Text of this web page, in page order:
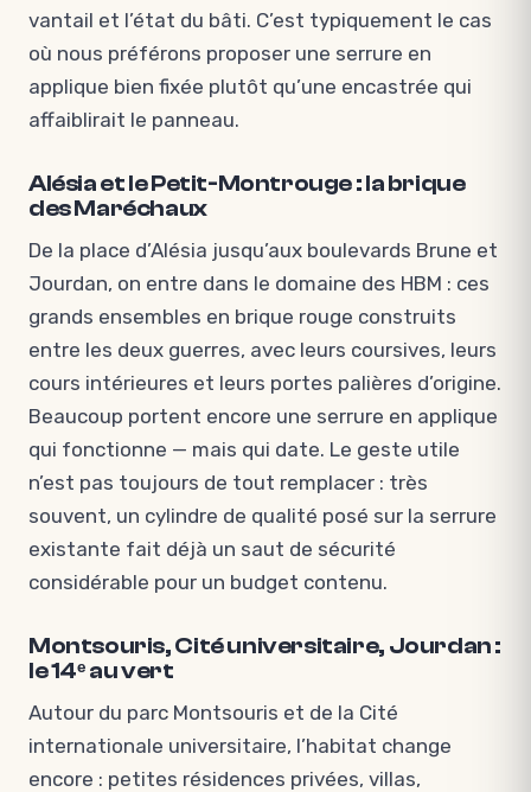
vantail et l’état du bâti. C’est typiquement le cas
où nous préférons proposer une serrure en
applique bien fixée plutôt qu’une encastrée qui
affaiblirait le panneau.
Alésia et le Petit-Montrouge : la brique
des Maréchaux
De la place d’Alésia jusqu’aux boulevards Brune et
Jourdan, on entre dans le domaine des HBM : ces
grands ensembles en brique rouge construits
entre les deux guerres, avec leurs coursives, leurs
cours intérieures et leurs portes palières d’origine.
Beaucoup portent encore une serrure en applique
qui fonctionne — mais qui date. Le geste utile
n’est pas toujours de tout remplacer : très
souvent, un cylindre de qualité posé sur la serrure
existante fait déjà un saut de sécurité
considérable pour un budget contenu.
Montsouris, Cité universitaire, Jourdan :
le 14ᵉ au vert
Autour du parc Montsouris et de la Cité
internationale universitaire, l’habitat change
encore : petites résidences privées, villas,